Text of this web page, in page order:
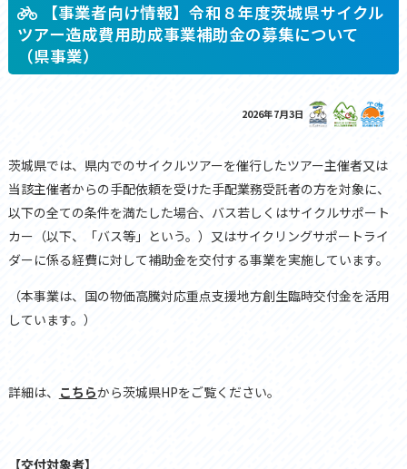
【事業者向け情報】令和８年度茨城県サイクル
ツアー造成費用助成事業補助金の募集について
（県事業）
2026年7月3日
茨城県では、県内でのサイクルツアーを催行したツアー主催者又は
当該主催者からの手配依頼を受けた手配業務受託者の方を対象に、
以下の全ての条件を満たした場合、バス若しくはサイクルサポート
カー（以下、「バス等」という。）又はサイクリングサポートライ
ダーに係る経費に対して補助金を交付する事業を実施しています。
（本事業は、国の物価高騰対応重点支援地方創生臨時交付金を活用
しています。）
詳細は、 こちらから茨城県HPをご覧ください。
【交付対象者】